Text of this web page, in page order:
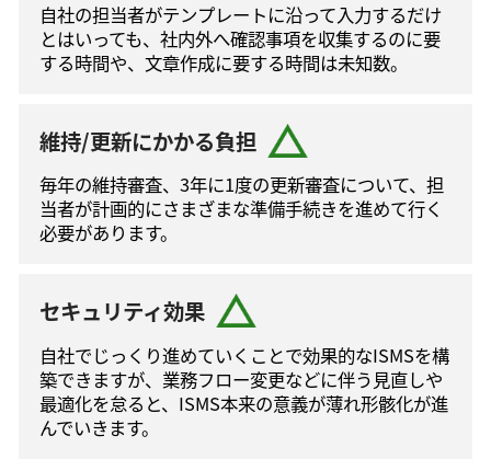
自社の担当者がテンプレートに沿って⼊⼒するだけ
とはいっても、社内外へ確認事項を収集するのに要
する時間や、文章作成に要する時間は未知数。
維持/更新にかかる負担
毎年の維持審査、3年に1度の更新審査について、担
当者が計画的にさまざまな準備手続きを進めて⾏く
必要があります。
セキュリティ効果
自社でじっくり進めていくことで効果的なISMSを構
築できますが、業務フロー変更などに伴う⾒直しや
最適化を怠ると、ISMS本来の意義が薄れ形骸化が進
んでいきます。